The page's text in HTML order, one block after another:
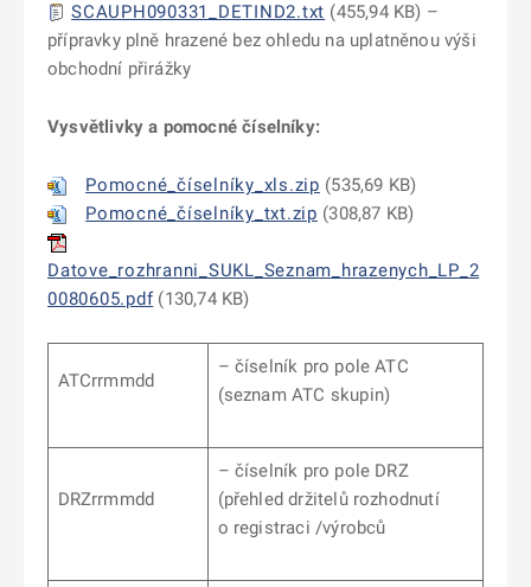
SCAUPH090331_DETIND2.txt (455,94 KB) –
přípravky plně hrazené bez ohledu na uplatněnou výši
obchodní přirážky
Vysvětlivky a pomocné číselníky:
Pomocné_číselníky_xls.zip (535,69 KB)
Pomocné_číselníky_txt.zip (308,87 KB)
Datove_rozhranni_SUKL_Seznam_hrazenych_LP_2
0080605.pdf(130,74 KB)
ATCrrmmdd
– číselník pro pole ATC
(seznam ATC skupin)
DRZrrmmdd
– číselník pro pole DRZ
(přehled držitelů rozhodnutí
o registraci /výrobců